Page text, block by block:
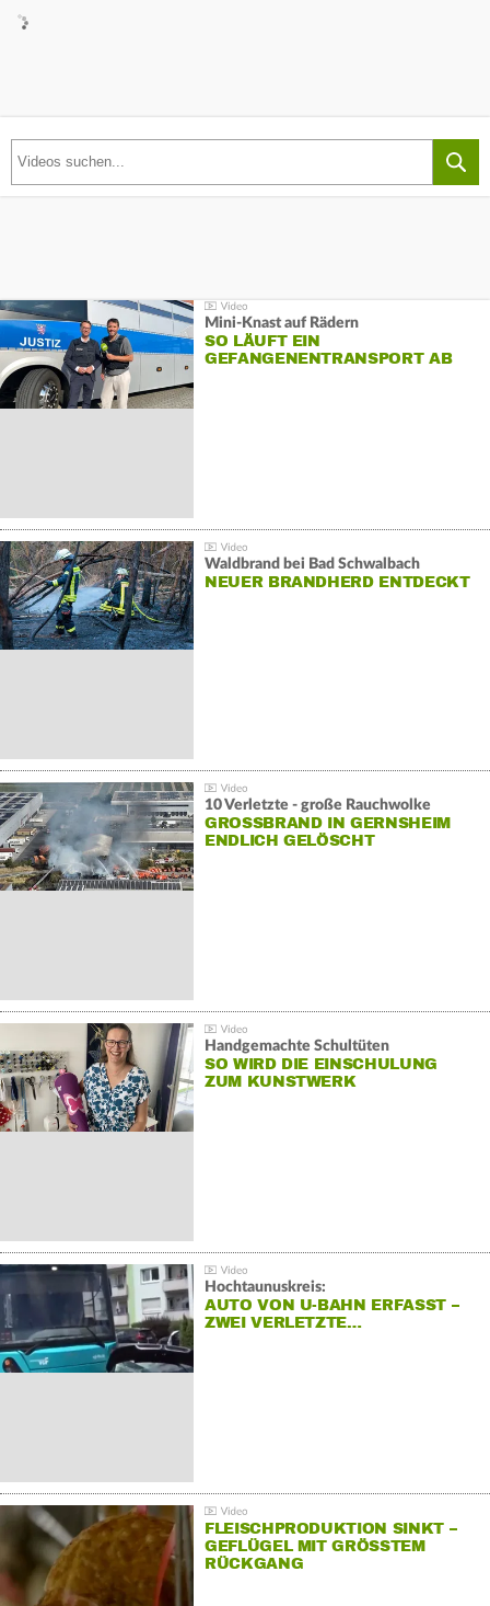
Mini-Knast auf Rädern
SO LÄUFT EIN
GEFANGENENTRANSPORT AB
Waldbrand bei Bad Schwalbach
NEUER BRANDHERD ENTDECKT
10 Verletzte - große Rauchwolke
GROSSBRAND IN GERNSHEIM E
NDLICH GELÖSCHT
Handgemachte Schultüten
SO WIRD DIE EINSCHULUNG
ZUM KUNSTWERK
Hochtaunuskreis:
AUTO VON U-BAHN ERFASST –
ZWEI VERLETZTE…
FLEISCHPRODUKTION SINKT –
GEFLÜGEL MIT GRÖSSTEM R
ÜCKGANG